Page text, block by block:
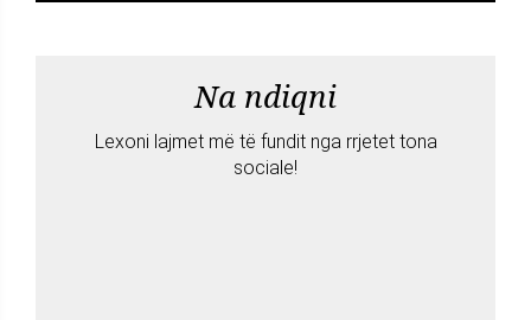
Na ndiqni
Lexoni lajmet më të fundit nga rrjetet tona
sociale!